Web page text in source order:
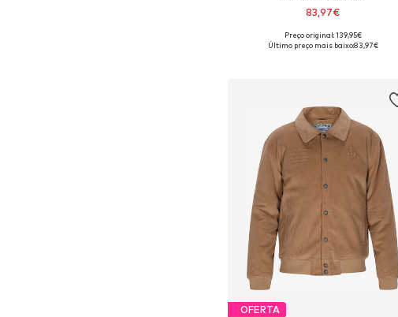
83,97€
Tamanhos disponíveis: S, M, L, XL, XXL
Preço original: 139,95€
Último preço mais baixo:83,97€
OFERTA